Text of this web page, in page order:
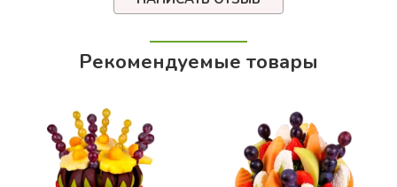
Рекомендуемые товары